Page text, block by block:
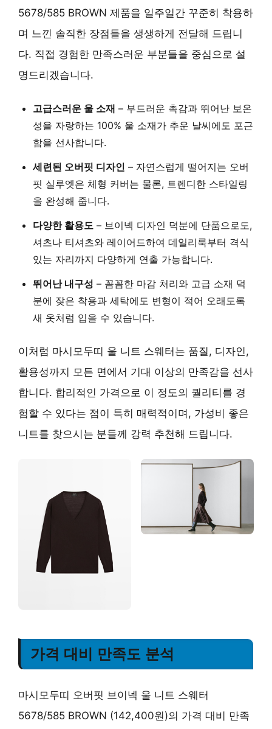
5678/585 BROWN 제품을 일주일간 꾸준히 착용하
며 느낀 솔직한 장점들을 생생하게 전달해 드립니
다. 직접 경험한 만족스러운 부분들을 중심으로 설
명드리겠습니다.
고급스러운 울 소재 – 부드러운 촉감과 뛰어난 보온
성을 자랑하는 100% 울 소재가 추운 날씨에도 포근
함을 선사합니다.
세련된 오버핏 디자인 – 자연스럽게 떨어지는 오버
핏 실루엣은 체형 커버는 물론, 트렌디한 스타일링
을 완성해 줍니다.
다양한 활용도 – 브이넥 디자인 덕분에 단품으로도,
셔츠나 티셔츠와 레이어드하여 데일리룩부터 격식
있는 자리까지 다양하게 연출 가능합니다.
뛰어난 내구성 – 꼼꼼한 마감 처리와 고급 소재 덕
분에 잦은 착용과 세탁에도 변형이 적어 오래도록
새 옷처럼 입을 수 있습니다.
이처럼 마시모두띠 울 니트 스웨터는 품질, 디자인,
활용성까지 모든 면에서 기대 이상의 만족감을 선사
합니다. 합리적인 가격으로 이 정도의 퀄리티를 경
험할 수 있다는 점이 특히 매력적이며, 가성비 좋은
니트를 찾으시는 분들께 강력 추천해 드립니다.
가격 대비 만족도 분석
마시모두띠 오버핏 브이넥 울 니트 스웨터
5678/585 BROWN (142,400원)의 가격 대비 만족